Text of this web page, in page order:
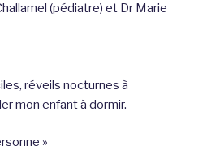
(pédiatre) et Dr Marie
réveils nocturnes à
mon enfant à dormir.
»